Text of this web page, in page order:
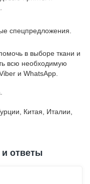
спецпредложения.
в выборе ткани и
всю необходимую
и WhatsApp.
Китая, Италии,
ответы